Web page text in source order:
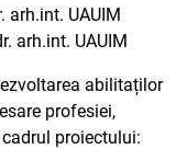
arh.int. UAUIM
arh.int. UAUIM
abilitaților
profesiei,
proiectului: